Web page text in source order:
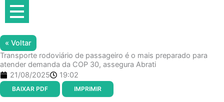
para
conteúdo
« Voltar
Transporte rodoviário de passageiro é o mais preparado para
atender demanda da COP 30, assegura Abrati
21/08/2025
19:02
BAIXAR PDF IMPRIMIR